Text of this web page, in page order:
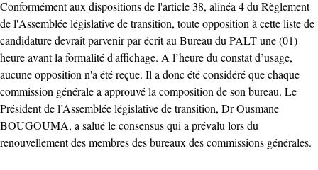
Conformément aux dispositions de l'article 38, alinéa 4 du Règlement
de l'Assemblée législative de transition, toute opposition à cette liste de
candidature devrait parvenir par écrit au Bureau du PALT une (01)
heure avant la formalité d'affichage. A l’heure du constat d’usage,
aucune opposition n'a été reçue. Il a donc été considéré que chaque
commission générale a approuvé la composition de son bureau. Le
Président de l’Assemblée législative de transition, Dr Ousmane
BOUGOUMA, a salué le consensus qui a prévalu lors du
renouvellement des membres des bureaux des commissions générales.